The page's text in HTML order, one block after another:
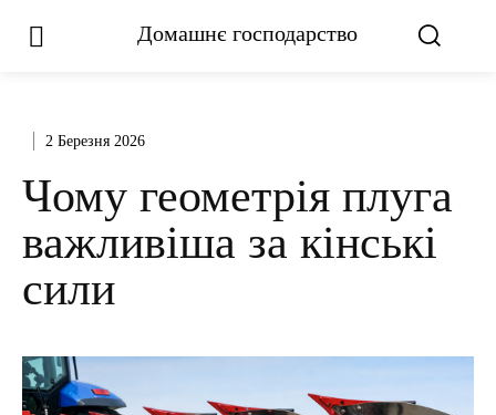
Домашнє господарство
2 Березня 2026
Чому геометрія плуга
важливіша за кінські
сили